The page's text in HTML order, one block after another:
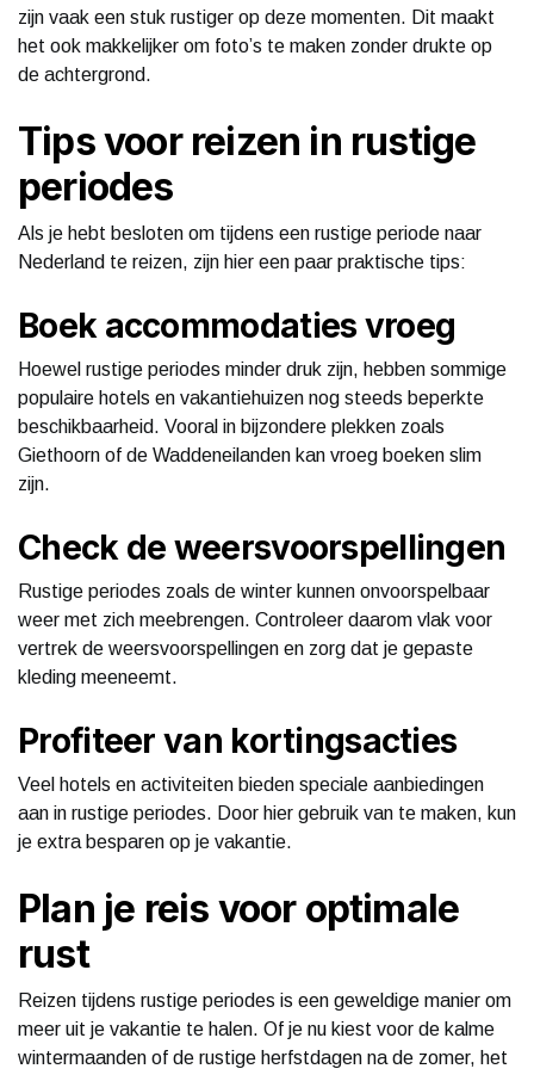
zijn vaak een stuk rustiger op deze momenten. Dit maakt
het ook makkelijker om foto’s te maken zonder drukte op
de achtergrond.
Tips voor reizen in rustige
periodes
Als je hebt besloten om tijdens een rustige periode naar
Nederland te reizen, zijn hier een paar praktische tips:
Boek accommodaties vroeg
Hoewel rustige periodes minder druk zijn, hebben sommige
populaire hotels en vakantiehuizen nog steeds beperkte
beschikbaarheid. Vooral in bijzondere plekken zoals
Giethoorn of de Waddeneilanden kan vroeg boeken slim
zijn.
Check de weersvoorspellingen
Rustige periodes zoals de winter kunnen onvoorspelbaar
weer met zich meebrengen. Controleer daarom vlak voor
vertrek de weersvoorspellingen en zorg dat je gepaste
kleding meeneemt.
Profiteer van kortingsacties
Veel hotels en activiteiten bieden speciale aanbiedingen
aan in rustige periodes. Door hier gebruik van te maken, kun
je extra besparen op je vakantie.
Plan je reis voor optimale
rust
Reizen tijdens rustige periodes is een geweldige manier om
meer uit je vakantie te halen. Of je nu kiest voor de kalme
wintermaanden of de rustige herfstdagen na de zomer, het